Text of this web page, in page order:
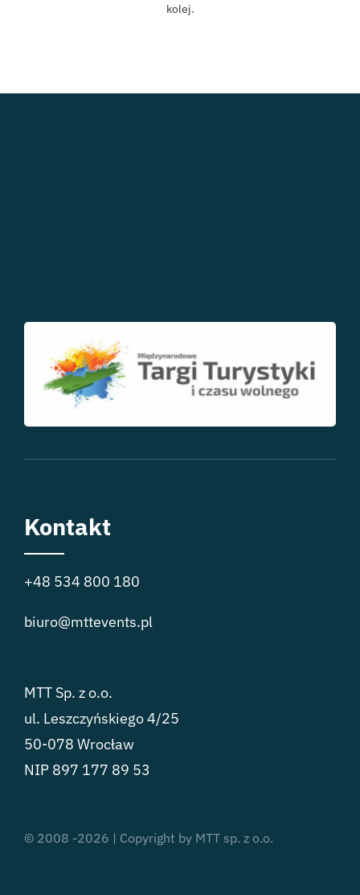
kolej.
Kontakt
+48 534 800 180
biuro@mttevents.pl
MTT Sp. z o.o.
ul. Leszczyńskiego 4/25
50-078 Wrocław
NIP 897 177 89 53
© 2008 -2026 | Copyright by MTT sp. z o.o.